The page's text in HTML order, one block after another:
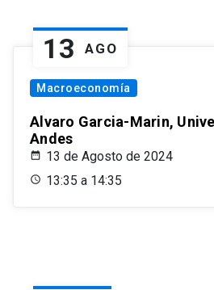
13 AGO
Macroeconomía
Alvaro Garcia-Marin,
Andes
13 de Agosto de 2024
13:35 a 14:35